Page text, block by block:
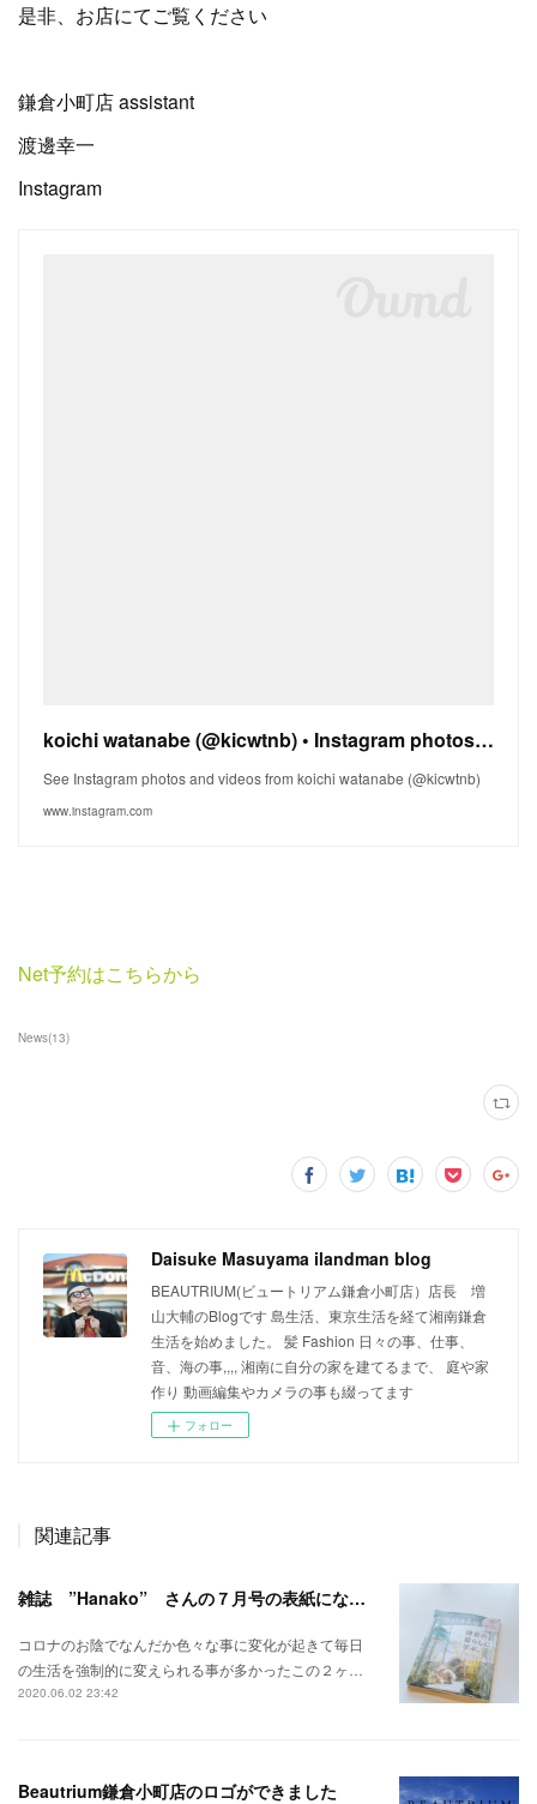
是非、お店にてご覧ください
鎌倉小町店 assistant
渡邊幸一
Instagram
koichi watanabe (@kicwtnb) • Instagram photos and videos
See Instagram photos and videos from koichi watanabe (@kicwtnb)
www.instagram.com
Net予約はこちらから
News(13)
Daisuke Masuyama ilandman blog
BEAUTRIUM(ビュートリアム鎌倉小町店）店長 増
山大輔のBlogです 島生活、東京生活を経て湘南鎌倉
生活を始めました。 髪 Fashion 日々の事、仕事、
音、海の事,,,, 湘南に自分の家を建てるまで、 庭や家
作り 動画編集やカメラの事も綴ってます
フォロー
関連記事
雑誌 ”Hanako” さんの７月号の表紙になりました 汗、、、
コロナのお陰でなんだか色々な事に変化が起きて毎日
の生活を強制的に変えられる事が多かったこの２ヶ…
2020.06.02 23:42
Beautrium鎌倉小町店のロゴができました